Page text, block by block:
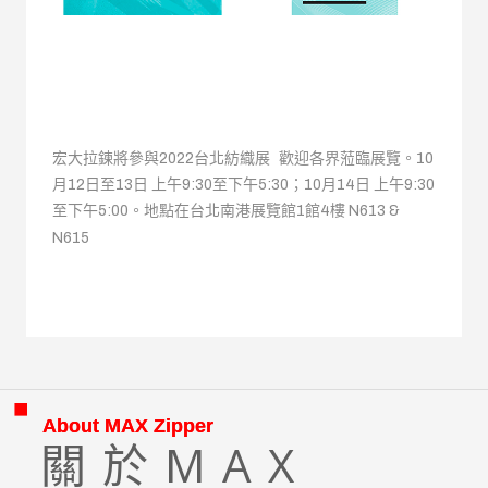
宏大拉鍊將參與2022台北紡織展 歡迎各界蒞臨展覽。10
月12日至13日 上午9:30至下午5:30；10月14日 上午9:30
至下午5:00。地點在台北南港展覽館1館4樓 N613 &
N615
關於MAX
About MAX Zipper